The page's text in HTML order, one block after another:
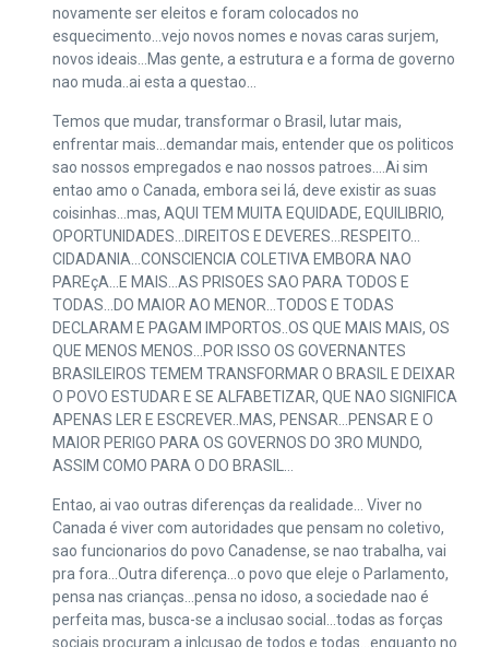
novamente ser eleitos e foram colocados no
esquecimento…vejo novos nomes e novas caras surjem,
novos ideais…Mas gente, a estrutura e a forma de governo
nao muda..ai esta a questao…
Temos que mudar, transformar o Brasil, lutar mais,
enfrentar mais…demandar mais, entender que os politicos
sao nossos empregados e nao nossos patroes….Ai sim
entao amo o Canada, embora sei lá, deve existir as suas
coisinhas…mas, AQUI TEM MUITA EQUIDADE, EQUILIBRIO,
OPORTUNIDADES…DIREITOS E DEVERES…RESPEITO…
CIDADANIA…CONSCIENCIA COLETIVA EMBORA NAO
PAREçA…E MAIS…AS PRISOES SAO PARA TODOS E
TODAS…DO MAIOR AO MENOR…TODOS E TODAS
DECLARAM E PAGAM IMPORTOS..OS QUE MAIS MAIS, OS
QUE MENOS MENOS…POR ISSO OS GOVERNANTES
BRASILEIROS TEMEM TRANSFORMAR O BRASIL E DEIXAR
O POVO ESTUDAR E SE ALFABETIZAR, QUE NAO SIGNIFICA
APENAS LER E ESCREVER..MAS, PENSAR…PENSAR E O
MAIOR PERIGO PARA OS GOVERNOS DO 3RO MUNDO,
ASSIM COMO PARA O DO BRASIL…
Entao, ai vao outras diferenças da realidade… Viver no
Canada é viver com autoridades que pensam no coletivo,
sao funcionarios do povo Canadense, se nao trabalha, vai
pra fora…Outra diferença…o povo que eleje o Parlamento,
pensa nas crianças…pensa no idoso, a sociedade nao é
perfeita mas, busca-se a inclusao social…todas as forças
sociais procuram a inlcusao de todos e todas…enquanto no